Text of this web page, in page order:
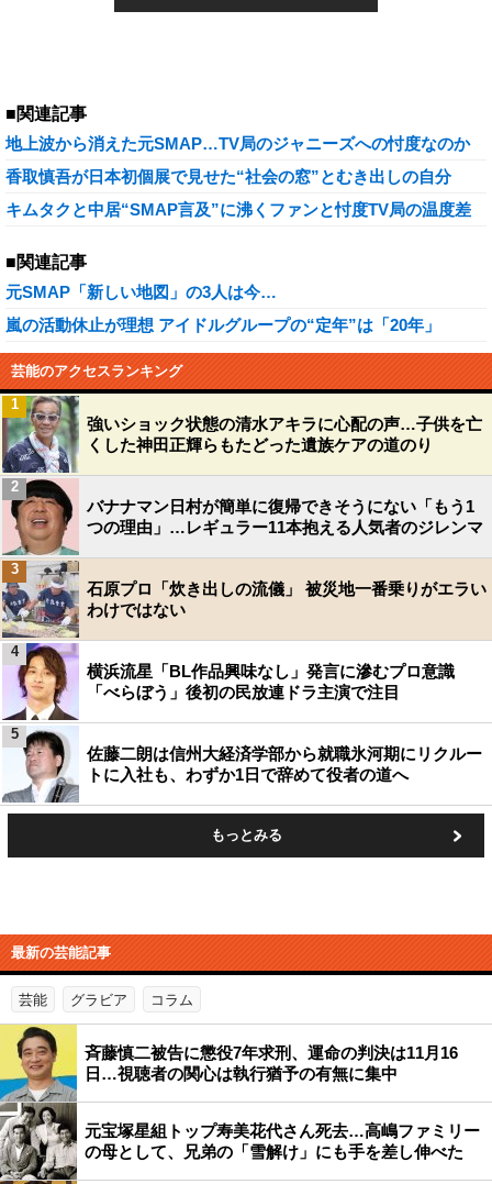
■関連記事
地上波から消えた元SMAP…TV局のジャニーズへの忖度なのか
香取慎吾が日本初個展で見せた“社会の窓”とむき出しの自分
キムタクと中居“SMAP言及”に沸くファンと忖度TV局の温度差
■関連記事
元SMAP「新しい地図」の3人は今…
嵐の活動休止が理想 アイドルグループの“定年”は「20年」
芸能のアクセスランキング
強いショック状態の清水アキラに心配の声…子供を亡
くした神田正輝らもたどった遺族ケアの道のり
1
バナナマン日村が簡単に復帰できそうにない「もう1
つの理由」…レギュラー11本抱える人気者のジレンマ
2
石原プロ「炊き出しの流儀」 被災地一番乗りがエラい
わけではない
3
横浜流星「BL作品興味なし」発言に滲むプロ意識
「べらぼう」後初の民放連ドラ主演で注目
4
佐藤二朗は信州大経済学部から就職氷河期にリクルー
トに入社も、わずか1日で辞めて役者の道へ
5
もっとみる
最新の芸能記事
芸能 グラビア コラム
斉藤慎二被告に懲役7年求刑、運命の判決は11月16
日…視聴者の関心は執行猶予の有無に集中
元宝塚星組トップ寿美花代さん死去…高嶋ファミリー
の母として、兄弟の「雪解け」にも手を差し伸べた